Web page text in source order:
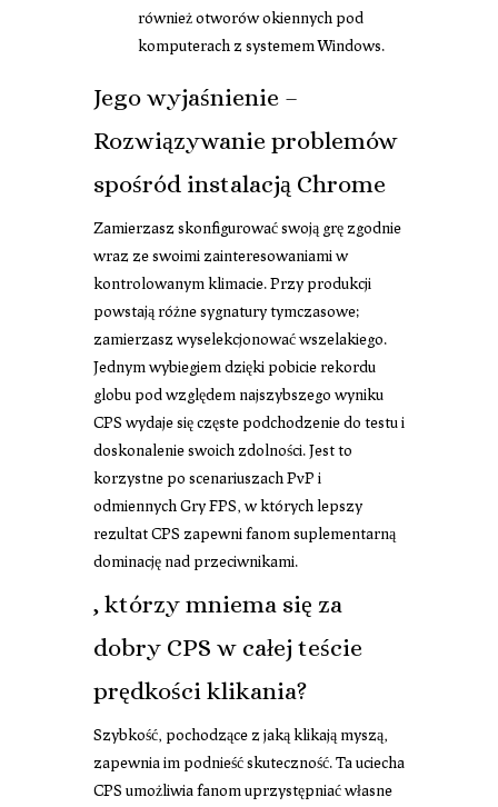
również otworów okiennych pod
komputerach z systemem Windows.
Jego wyjaśnienie –
Rozwiązywanie problemów
spośród instalacją Chrome
Zamierzasz skonfigurować swoją grę zgodnie
wraz ze swoimi zainteresowaniami w
kontrolowanym klimacie. Przy produkcji
powstają różne sygnatury tymczasowe;
zamierzasz wyselekcjonować wszelakiego.
Jednym wybiegiem dzięki pobicie rekordu
globu pod względem najszybszego wyniku
CPS wydaje się częste podchodzenie do testu i
doskonalenie swoich zdolności. Jest to
korzystne po scenariuszach PvP i
odmiennych Gry FPS, w których lepszy
rezultat CPS zapewni fanom suplementarną
dominację nad przeciwnikami.
, którzy mniema się za
dobry CPS w całej teście
prędkości klikania?
Szybkość, pochodzące z jaką klikają myszą,
zapewnia im podnieść skuteczność. Ta uciecha
CPS umożliwia fanom uprzystępniać własne